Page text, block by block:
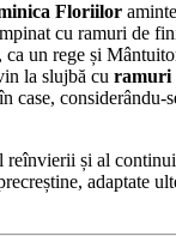
Floriilor
cu ramuri de
un rege și
la slujbă cu ramuri
case, considerându-
reînvierii și al
adaptate